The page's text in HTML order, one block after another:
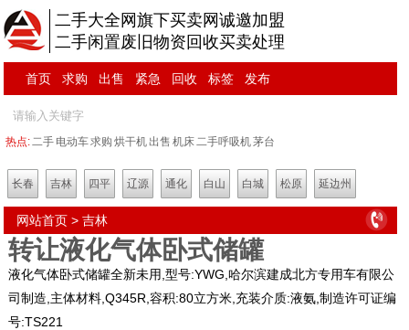
二手大全网旗下买卖网诚邀加盟
二手闲置废旧物资回收买卖处理
首页 求购 出售 紧急 回收 标签 发布
热点:二手 电动车求购 烘干机出售 机床二手呼吸机茅台
长春 吉林 四平 辽源 通化 白山 白城 松原 延边州
网站首页 >吉林
转让液化气体卧式储罐
液化气体卧式储罐全新未用,型号:YWG,哈尔滨建成北方专用车有限公
司制造,主体材料,Q345R,容积:80立方米,充装介质:液氨,制造许可证编
号:TS221